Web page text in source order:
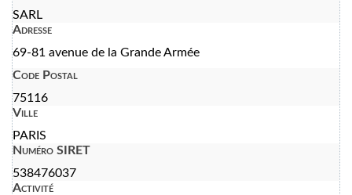
SARL
Adresse
69-81 avenue de la Grande Armée
Code Postal
75116
Ville
PARIS
Numéro SIRET
538476037
Activité